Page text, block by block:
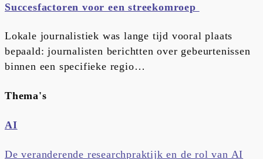
Succesfactoren voor een streekomroep
Lokale journalistiek was lange tijd vooral plaats
bepaald: journalisten berichtten over gebeurtenissen
binnen een specifieke regio…
Thema's
AI
De veranderende researchpraktijk en de rol van AI